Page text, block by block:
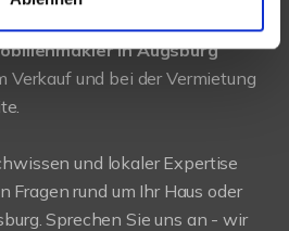
in Augsburg
und bei der Vermietung
und lokaler Expertise
Fragen rund um Ihr Haus oder
Sprechen Sie uns an - wir